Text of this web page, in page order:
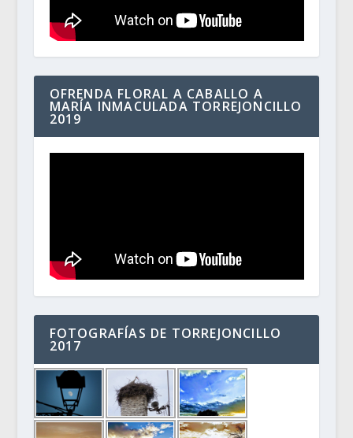
OFRENDA FLORAL A CABALLO A
MARÍA INMACULADA TORREJONCILLO
2019
FOTOGRAFÍAS DE TORREJONCILLO
2017